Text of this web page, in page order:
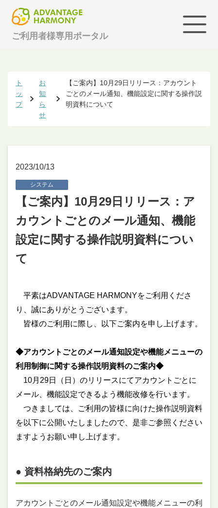
ご利用者様専用ポータル
ト
ッ
プ
お
知
ら
せ
【ご案内】10月29日リリース：アカウント
ごとのメール通知、機能設定に関する操作説
明資料について
2023/10/13
システム
【ご案内】10月29日リリース：ア
カウントごとのメール通知、機能
設定に関する操作説明資料につい
て
平素はADVANTAGE HARMONYをご利用くださ
り、誠にありがとうございます。
皆様のご利用に際し、以下ご案内を申し上げます。
◆アカウントごとのメール通知設定や機能メニューの
利用制御に関する操作説明資料のご案内◆
10月29日（日）のリリースにてアカウントごとに
メール、機能設定できるよう 機能改修を行います。
つきましては、ご利用の皆様に向けた操作説明資料
を以下に公開いたしましたので、是非ご参照ください
ますようお願い申し上げます。
● 資料格納先のご案内
アカウントごとのメール通知設定や機能メニューの利